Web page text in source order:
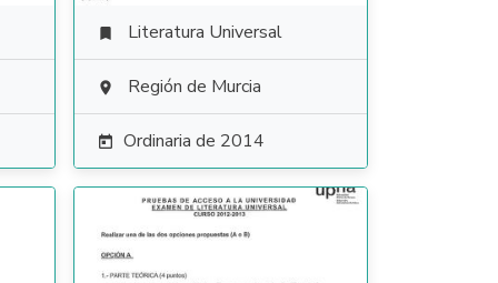
 Literatura Universal
 Región de Murcia
 Ordinaria de 2014